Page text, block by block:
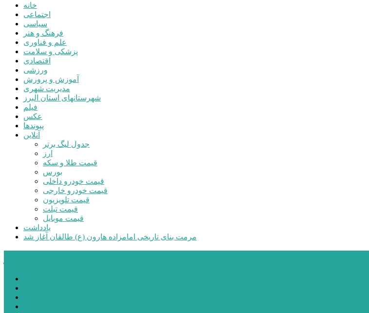
خانه
اجتماعی
سیاسی
فرهنگ و هنر
علم و فناوری
پزشکی و سلامت
اقتصادی
ورزشی
آموزش و پرورش
مدیریت شهری
شهرستانهای استان البرز
فیلم
عکس
پیوندها
آنلاین
جدول لیگ برتر
ارز
قیمت طلا و سکه
بورس
قیمت خودرو داخلی
قیمت خودرو خارجی
قیمت تلویزیون
قیمت تبلت
قیمت موبایل
یادداشت
مرمت بنای تاریخی امامزاده هارون (ع) طالقان آغاز شد